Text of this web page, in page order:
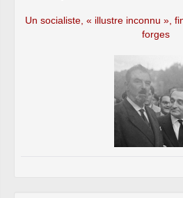
Un socialiste, « illustre inconnu »,
forges